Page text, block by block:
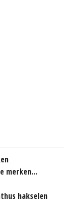
merken...
hakselen